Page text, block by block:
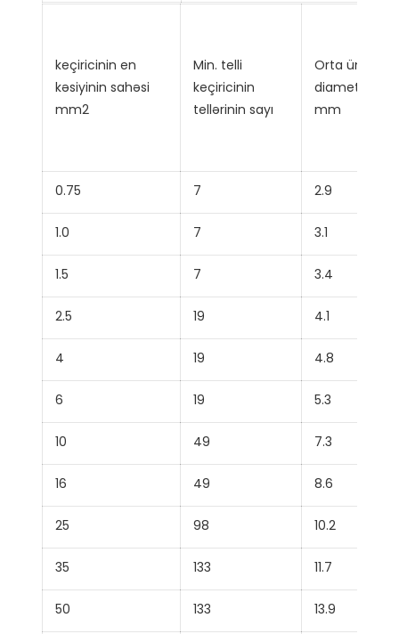
keçiricinin en
kəsiyinin sahəsi
mm2
Min. telli
keçiricinin
tellərinin sayı
Orta ümumi
diametri Max
mm
0.75 7 2.9
1.0 7 3.1
1.5 7 3.4
2.5 19 4.1
4 19 4.8
6 19 5.3
10 49 7.3
16 49 8.6
25 98 10.2
35 133 11.7
50 133 13.9